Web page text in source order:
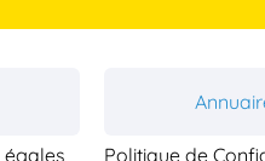
Politique de